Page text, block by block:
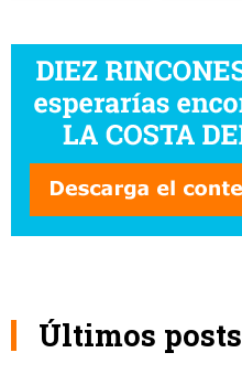
Últimos posts